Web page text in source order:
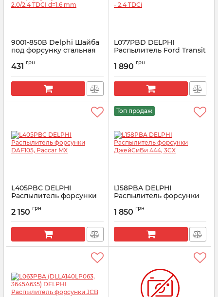
9001-850B Delphi Шайба
под форсунку стальная
Ford 2.0/2.4 TDCI d=1.6
mm
Артикул: 9001-850B
431 грн
L077PBD DELPHI
Распылитель Ford Transit
Артикул:
1 890 грн
L405PBC DELPHI
Распылитель форсунки
Артикул:
2 150 грн
Топ продаж
L158PBA DELPHI
Распылитель форсунки
Артикул:
1 850 грн